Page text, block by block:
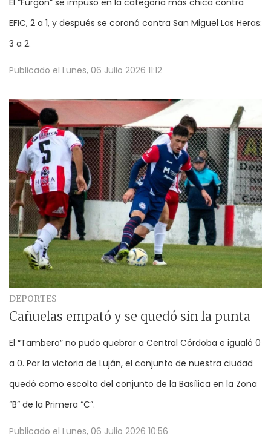
El “Furgón” se impuso en la categoría más chica contra
EFIC, 2 a 1, y después se coronó contra San Miguel Las Heras:
3 a 2.
Publicado el Lunes, 06 Julio 2026 11:12
DEPORTES
Cañuelas empató y se quedó sin la punta
El “Tambero” no pudo quebrar a Central Córdoba e igualó 0
a 0. Por la victoria de Luján, el conjunto de nuestra ciudad
quedó como escolta del conjunto de la Basílica en la Zona
“B” de la Primera “C”.
Publicado el Lunes, 06 Julio 2026 10:56